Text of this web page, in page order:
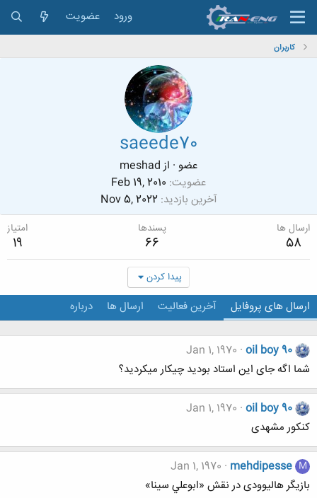
ورود عضویت
کاربران
saeede70
عضو · از meshad
عضویت Feb 19, 2010
آخرین بازدید Nov 5, 2022
ارسال ها
58
پسندها
66
امتیاز
19
پیدا کردن
ارسال های پروفایل آخرین فعالیت ارسال ها درباره
oil boy 90
Jan 1, 1970
شما اگه جای این استاد بودید چیکار میکردید؟
oil boy 90
Jan 1, 1970
کنکور مشهدی
M
mehdipesse
Jan 1, 1970
بازیگر هالیوودی در نقش «ابوعلي سينا»